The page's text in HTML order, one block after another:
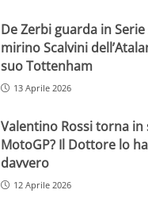
De Zerbi guarda in Serie
mirino Scalvini
suo Tottenham
13 Aprile 2026
Valentino Rossi torna in
MotoGP? Il Dottore lo
davvero
12 Aprile 2026